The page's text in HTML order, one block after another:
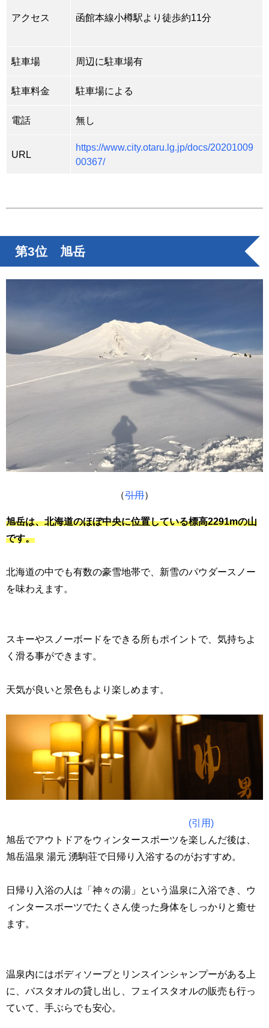
アクセス 函館本線小樽駅より徒歩約11分
駐車場 周辺に駐車場有
駐車料金 駐車場による
電話 無し
URL
https://www.city.otaru.lg.jp/docs/20201009
00367/
第3位 旭岳
（引用）
旭岳は、北海道のほぼ中央に位置している標高2291mの山
です。
北海道の中でも有数の豪雪地帯で、新雪のパウダースノー
を味わえます。
スキーやスノーボードをできる所もポイントで、気持ちよ
く滑る事ができます。
天気が良いと景色もより楽しめます。
(引用)
旭岳でアウトドアをウィンタースポーツを楽しんだ後は、
旭岳温泉 湯元 湧駒荘で日帰り入浴するのがおすすめ。
日帰り入浴の人は「神々の湯」という温泉に入浴でき、ウ
ィンタースポーツでたくさん使った身体をしっかりと癒せ
ます。
温泉内にはボディソープとリンスインシャンプーがある上
に、バスタオルの貸し出し、フェイスタオルの販売も行っ
ていて、手ぶらでも安心。